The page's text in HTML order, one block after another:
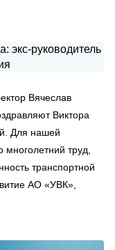
Вячеслав
Виктора
Для нашей
многолетний труд,
транспортной
АО «УВК»,